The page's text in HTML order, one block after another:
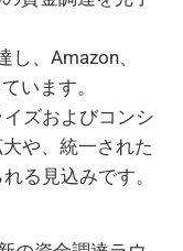
、Amazon、
います。
ズおよびコンシ
や、統一された
る見込みです。